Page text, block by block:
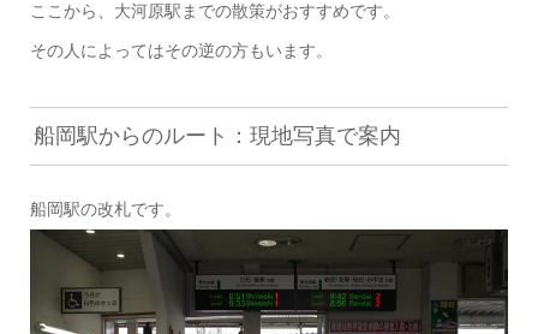
ここから、大河原駅までの散策がおすすめです。
その人によってはその逆の方もいます。
船岡駅からのルート：現地写真で案内
船岡駅の改札です。